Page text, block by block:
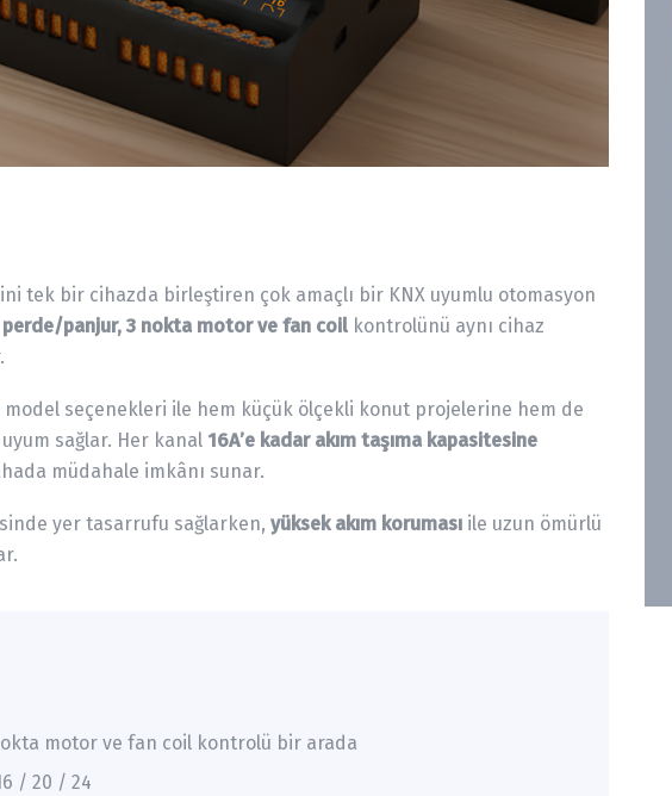
tek bir cihazda birleştiren çok amaçlı bir KNX uyumlu otomasyon
panjur, 3 nokta motor ve fan coil kontrolünü aynı cihaz
model seçenekleri ile hem küçük ölçekli konut projelerine hem de
sağlar. Her kanal 16A’e kadar akım taşıma kapasitesine
müdahale imkânı sunar.
yer tasarrufu sağlarken, yüksek akım koruması ile uzun ömürlü
motor ve fan coil kontrolü bir arada
/ 20 / 24